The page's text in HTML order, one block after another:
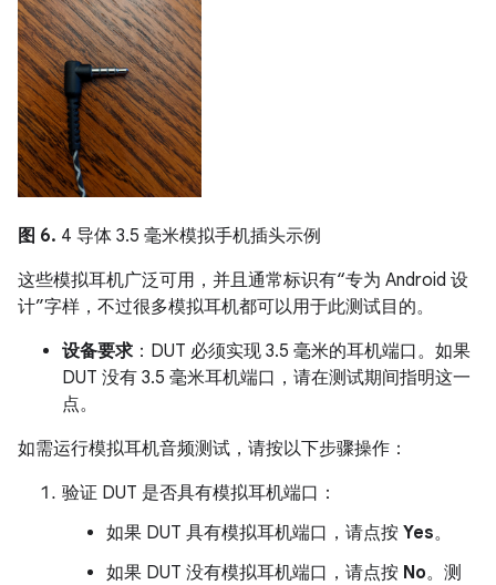
图 6. 4 导体 3.5 毫米模拟手机插头示例
这些模拟耳机广泛可用，并且通常标识有“专为 Android 设
计”字样，不过很多模拟耳机都可以用于此测试目的。
设备要求 ：DUT 必须实现 3.5 毫米的耳机端口。如果
DUT 没有 3.5 毫米耳机端口，请在测试期间指明这一
点。
如需运行模拟耳机音频测试，请按以下步骤操作：
验证 DUT 是否具有模拟耳机端口：
如果 DUT 具有模拟耳机端口，请点按 Yes。
如果 DUT 没有模拟耳机端口，请点按 No。测